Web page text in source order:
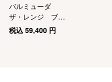
バルミューダ
ザ・レンジ ブラ
ック
税込 59,400円